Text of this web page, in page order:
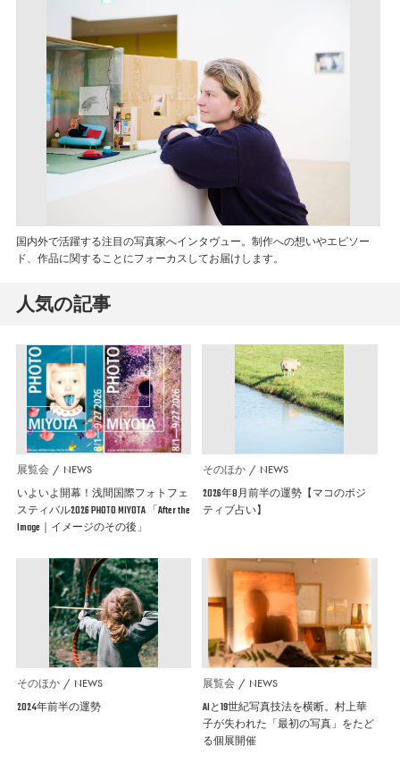
国内外で活躍する注目の写真家へインタヴュー。制作への想いやエピソー
ド、作品に関することにフォーカスしてお届けします。
人気の記事
展覧会 NEWS
いよいよ開幕！浅間国際フォトフェ
スティバル2026 PHOTO MIYOTA 「After the
Image｜イメージのその後」
そのほか NEWS
2026年8月前半の運勢【マコのポジ
ティブ占い】
そのほか NEWS
2024年前半の運勢
展覧会 NEWS
AIと19世紀写真技法を横断。村上華
子が失われた「最初の写真」をたど
る個展開催